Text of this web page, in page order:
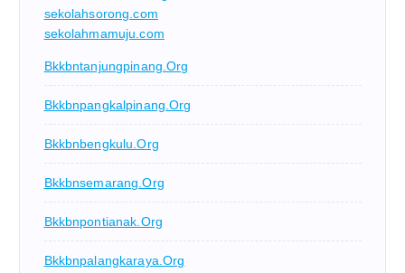
sekolahsorong.com
sekolahmamuju.com
Bkkbntanjungpinang.org
Bkkbnpangkalpinang.org
Bkkbnbengkulu.org
Bkkbnsemarang.org
Bkkbnpontianak.org
Bkkbnpalangkaraya.org